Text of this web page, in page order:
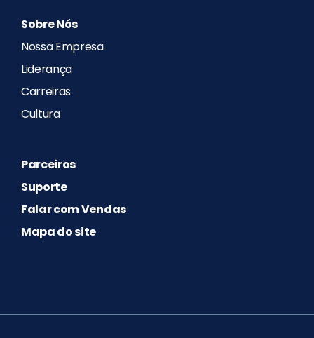
Sobre Nós
Nossa Empresa
Liderança
Carreiras
Cultura
Parceiros
Suporte
Falar com Vendas
Mapa do site